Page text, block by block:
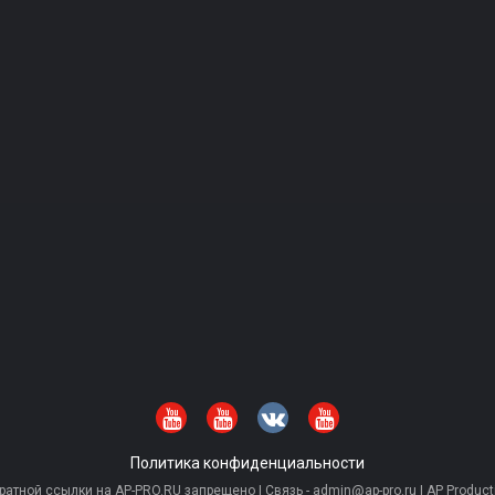
Политика конфиденциальности
ссылки на AP-PRO.RU запрещено | Связь - admin@ap-pro.ru | AP